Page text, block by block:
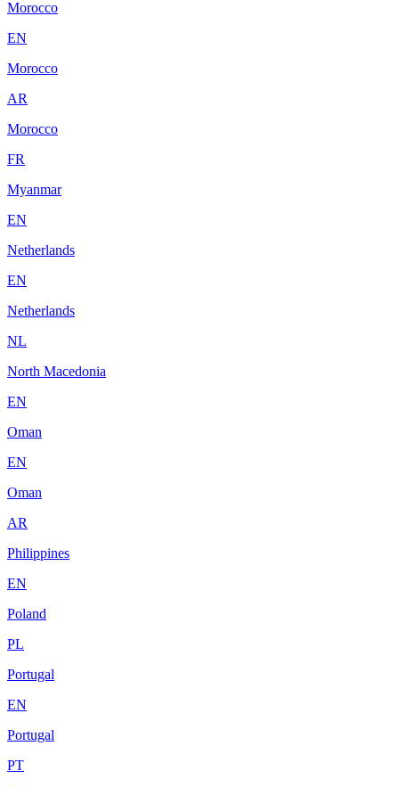
Morocco
EN
Morocco
AR
Morocco
FR
Myanmar
EN
Netherlands
EN
Netherlands
NL
North Macedonia
EN
Oman
EN
Oman
AR
Philippines
EN
Poland
PL
Portugal
EN
Portugal
PT